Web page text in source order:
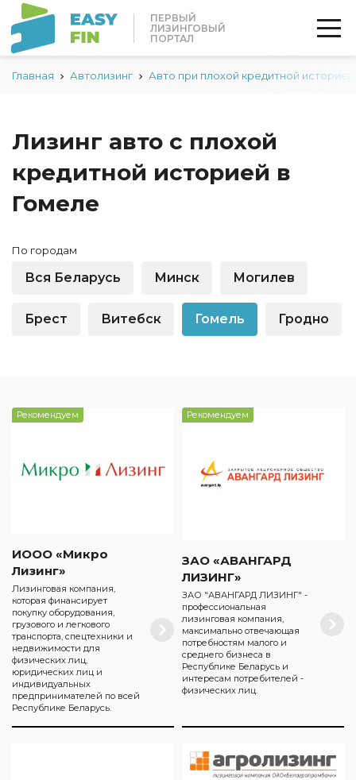
ПЕРВЫЙ
ЛИЗИНГОВЫЙ
ПОРТАЛ
Главная Автолизинг Авто при плохой кредитной историей
Лизинг авто с плохой
кредитной историей в
Гомеле
По городам
Вся Беларусь Минск Могилев
Брест Витебск Гомель Гродно
Рекомендуем
ИООО «Микро
Лизинг»
Лизинговая компания,
которая финансирует
покупку оборудования,
грузового и легкового
транспорта, спецтехники и
недвижимости для
физических лиц,
юридических лиц и
индивидуальных
предпринимателей по всей
Республике Беларусь.
Рекомендуем
ЗАО «АВАНГАРД
ЛИЗИНГ»
ЗАО "АВАНГАРД ЛИЗИНГ" -
профессиональная
лизинговая компания,
максимально отвечающая
потребностям малого и
среднего бизнеса в
Республике Беларусь и
интересам потребителей -
физических лиц.